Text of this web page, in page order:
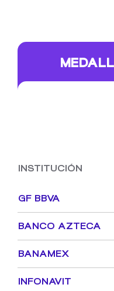
INSTITUCIÓN
GF BBVA
BANCO AZTECA
BANAMEX
INFONAVIT